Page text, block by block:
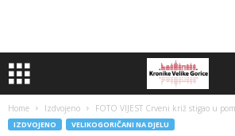
Home Izdvojeno FOTO VIJEST Crveni križ stigao u
IZDVOJENO VELIKOGORIČANI NA DJELU